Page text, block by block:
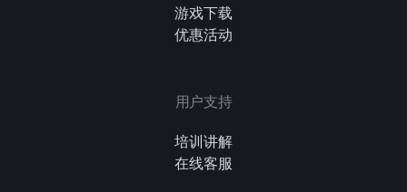
游戏下载
优惠活动
用户支持
培训讲解
在线客服